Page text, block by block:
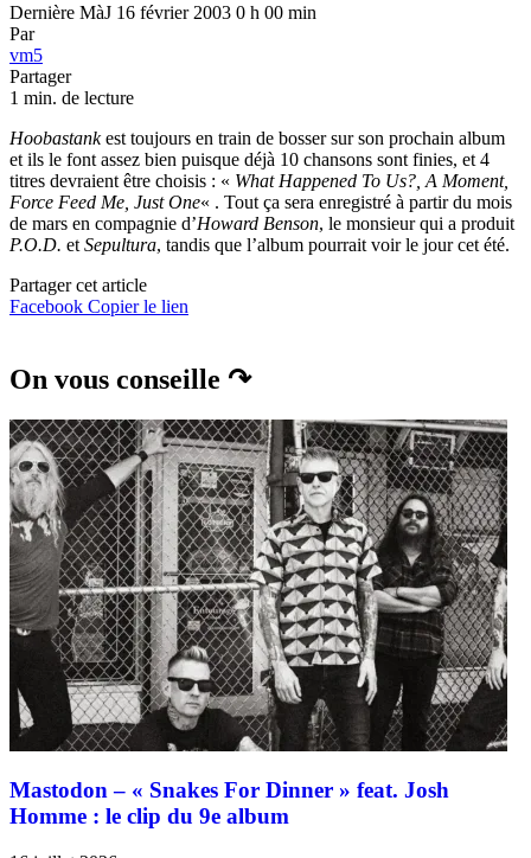
Dernière MàJ 16 février 2003 0 h 00 min
Par
vm5
Partager
1 min. de lecture
Hoobastankest toujours en train de bosser sur son prochain album
et ils le font assez bien puisque déjà 10 chansons sont finies, et 4
titres devraient être choisis : « What Happened To Us?, A Moment,
Force Feed Me, Just One« . Tout ça sera enregistré à partir du mois
de mars en compagnie d’Howard Benson, le monsieur qui a produit
P.O.D. et Sepultura, tandis que l’album pourrait voir le jour cet été.
Partager cet article
Facebook Copier le lien
On vous conseille ↷
Mastodon – « Snakes For Dinner » feat. Josh
Homme : le clip du 9e album